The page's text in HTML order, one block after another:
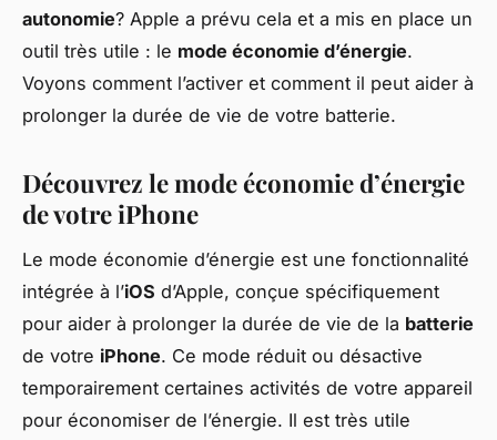
autonomie? Apple a prévu cela et a mis en place un
outil très utile : le mode économie d’énergie.
Voyons comment l’activer et comment il peut aider à
prolonger la durée de vie de votre batterie.
Découvrez le mode économie d’énergie
de votre iPhone
Le mode économie d’énergie est une fonctionnalité
intégrée à l’iOS d’Apple, conçue spécifiquement
pour aider à prolonger la durée de vie de la batterie
de votre iPhone. Ce mode réduit ou désactive
temporairement certaines activités de votre appareil
pour économiser de l’énergie. Il est très utile